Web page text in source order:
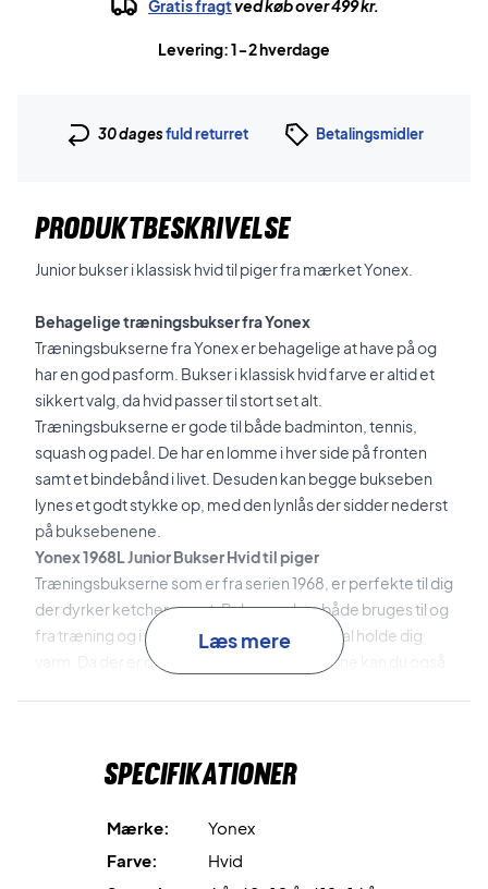
Gratis fragtved køb over 499 kr.
Levering: 1-2 hverdage
30 dagesfuld returret Betalingsmidler
PRODUKTBESKRIVELSE
Junior bukser i klassisk hvid til piger fra mærket Yonex.
Behagelige træningsbukser fra Yonex
Træningsbukserne fra Yonex er behagelige at have på og
har en god pasform. Bukser i klassisk hvid farve er altid et
sikkert valg, da hvid passer til stort set alt.
Træningsbukserne er gode til både badminton, tennis,
squash og padel. De har en lomme i hver side på fronten
samt et bindebånd i livet. Desuden kan begge bukseben
lynes et godt stykke op, med den lynlås der sidder nederst
på buksebenene.
Yonex 1968L Junior Bukser Hvid til piger
Træningsbukserne som er fra serien 1968, er perfekte til dig
der dyrker ketcher-sport. Bukserne kan både bruges til og
fra træning og i mellem to kampe, hvis du skal holde dig
varm. Da der er god bevægelighed i bukserne kan du også
Læs mere
Specifikationer
Mærke:
Yonex
Farve:
Hvid